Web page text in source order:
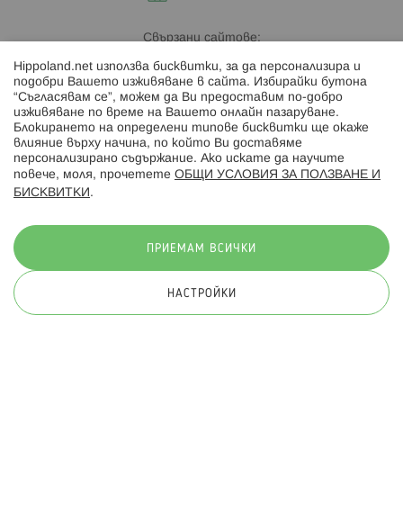
Свързани сайтове:
Hippoland.ro
Последвайте ни:
© 2026 Hippoland.net. Всички права запазени
Hippoland.net използва бисквитки, за да персонализира и
подобри Вашето изживяване в сайта. Избирайки бутона
“Съгласявам се”, можем да Ви предоставим по-добро
изживяване по време на Вашето онлайн пазаруване.
Блокирането на определени типове бисквитки ще окаже
влияние върху начина, по който Ви доставяме
персонализирано съдържание. Ако искате да научите
повече, моля, прочетете ОБЩИ УСЛОВИЯ ЗА ПОЛЗВАНЕ И
БИСКВИТКИ .
ПРИЕМАМ ВСИЧКИ
НАСТРОЙКИ